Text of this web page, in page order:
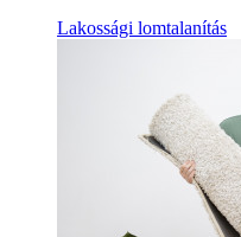
Lakossági lomtalanítás